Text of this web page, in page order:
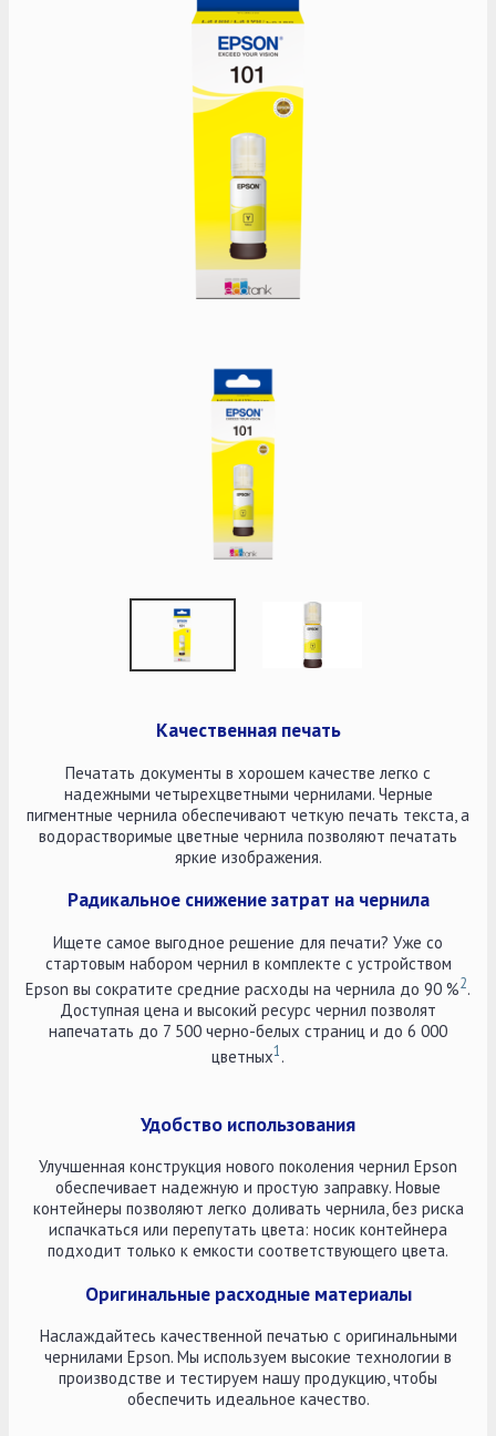
Качественная печать
Печатать документы в хорошем качестве легко с
надежными четырехцветными чернилами. Черные
пигментные чернила обеспечивают четкую печать текста, а
водорастворимые цветные чернила позволяют печатать
яркие изображения.
Радикальное снижение затрат на чернила
Ищете самое выгодное решение для печати? Уже со
стартовым набором чернил в комплекте с устройством
Epson вы сократите средние расходы на чернила до 90 %2.
Доступная цена и высокий ресурс чернил позволят
напечатать до 7 500 черно-белых страниц и до 6 000
цветных1 .
Удобство использования
Улучшенная конструкция нового поколения чернил Epson
обеспечивает надежную и простую заправку. Новые
контейнеры позволяют легко доливать чернила, без риска
испачкаться или перепутать цвета: носик контейнера
подходит только к емкости соответствующего цвета.
Оригинальные расходные материалы
Наслаждайтесь качественной печатью с оригинальными
чернилами Epson. Мы используем высокие технологии в
производстве и тестируем нашу продукцию, чтобы
обеспечить идеальное качество.